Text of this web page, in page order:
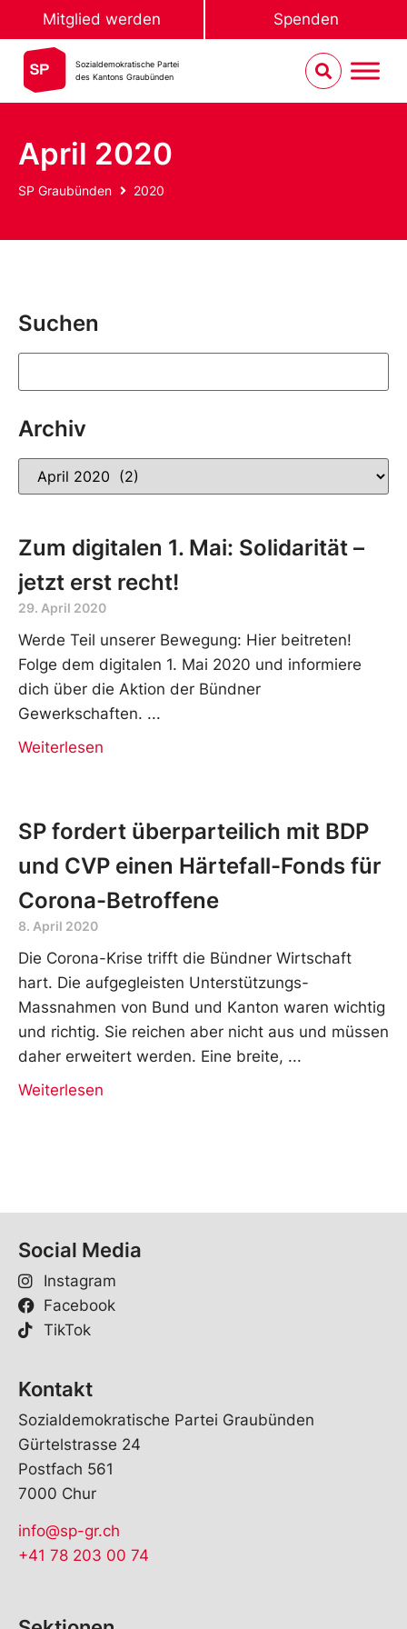
Mitglied werden Spenden
Sozialdemokratische Partei
des Kantons Graubünden
April 2020
SP Graubünden 2020
Suchen
Archiv
Zum digitalen 1. Mai: Solidarität –
jetzt erst recht!
29. April 2020
Werde Teil unserer Bewegung: Hier beitreten!
Folge dem digitalen 1. Mai 2020 und informiere
dich über die Aktion der Bündner
Gewerkschaften.
Weiterlesen
SP fordert überparteilich mit BDP
und CVP einen Härtefall-Fonds für
Corona-Betroffene
8. April 2020
Die Corona-Krise trifft die Bündner Wirtschaft
hart. Die aufgegleisten Unterstützungs-
Massnahmen von Bund und Kanton waren wichtig
und richtig. Sie reichen aber nicht aus und müssen
daher erweitert werden. Eine breite,
Weiterlesen
Social Media
Instagram
Facebook
TikTok
Kontakt
Sozialdemokratische Partei Graubünden
Gürtelstrasse 24
Postfach 561
7000 Chur
info@sp-gr.ch
+41 78 203 00 74